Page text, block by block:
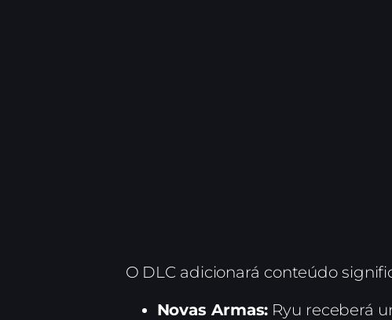
O DLC adicionará conteúdo
Novas Armas: Ryu receberá